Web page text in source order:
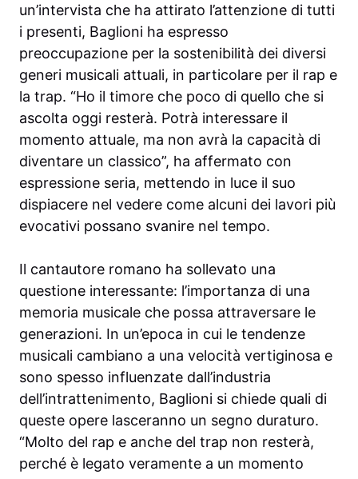
un’intervista che ha attirato l’attenzione di tutti
i presenti, Baglioni ha espresso
preoccupazione per la sostenibilità dei diversi
generi musicali attuali, in particolare per il rap e
la trap. “Ho il timore che poco di quello che si
ascolta oggi resterà. Potrà interessare il
momento attuale, ma non avrà la capacità di
diventare un classico”, ha affermato con
espressione seria, mettendo in luce il suo
dispiacere nel vedere come alcuni dei lavori più
evocativi possano svanire nel tempo.
Il cantautore romano ha sollevato una
questione interessante: l’importanza di una
memoria musicale che possa attraversare le
generazioni. In un’epoca in cui le tendenze
musicali cambiano a una velocità vertiginosa e
sono spesso influenzate dall’industria
dell’intrattenimento, Baglioni si chiede quali di
queste opere lasceranno un segno duraturo.
“Molto del rap e anche del trap non resterà,
perché è legato veramente a un momento